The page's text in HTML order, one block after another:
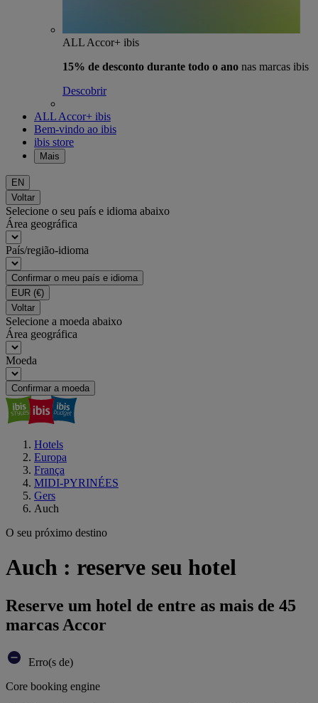
ALL Accor+ ibis
15% de desconto durante todo o ano nas marcas ibis
Descobrir
ALL Accor+ ibis
Bem-vindo ao ibis
ibis store
Mais
EN
Voltar
Selecione o seu país e idioma abaixo
Área geográfica
País/região-idioma
Confirmar o meu país e idioma
EUR (€)
Voltar
Selecione a moeda abaixo
Área geográfica
Moeda
Confirmar a moeda
Hotels
Europa
França
MIDI-PYRINÉES
Gers
Auch
O seu próximo destino
Auch : reserve seu hotel
Reserve um hotel de entre as mais de 45
marcas Accor
Erro(s de)
Core booking engine